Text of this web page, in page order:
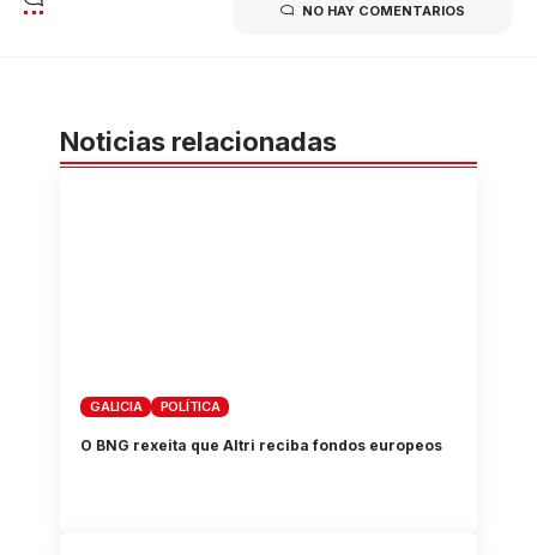
NO HAY COMENTARIOS
Noticias relacionadas
GALICIA POLÍTICA
O BNG rexeita que Altri reciba fondos europeos